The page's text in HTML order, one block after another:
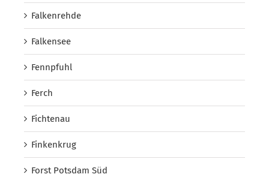
Falkenrehde
Falkensee
Fennpfuhl
Ferch
Fichtenau
Finkenkrug
Forst Potsdam Süd